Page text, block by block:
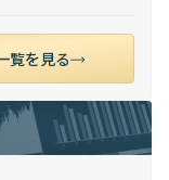
覧を見る